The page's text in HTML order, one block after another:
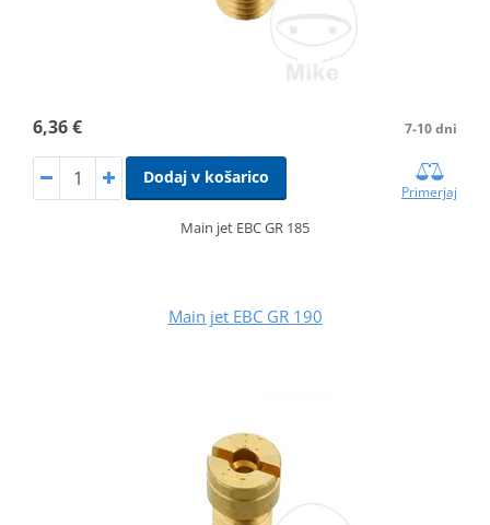
6,36 € 7-10 dni
Dodaj v košarico
Primerjaj
Main jet EBC GR 185
Main jet EBC GR 190